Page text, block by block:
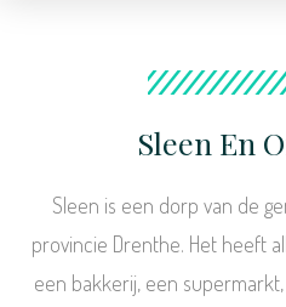
Sleen En
Sleen is een dorp van de
provincie Drenthe. Het heeft
een bakkerij, een